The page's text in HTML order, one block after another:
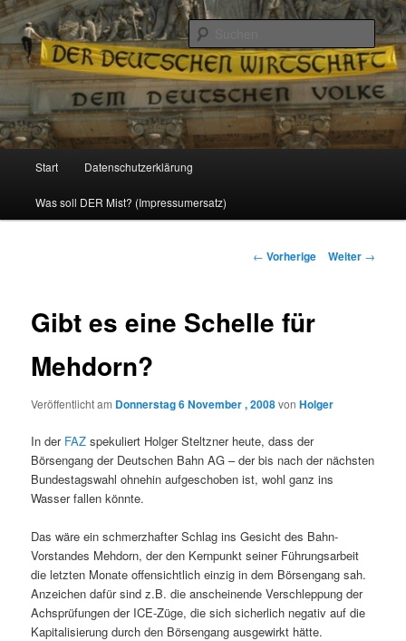
Reizzentrum
Politik, Wirtschaft, Soziales und Gesellschaft
Zum
Inhalt
Start Datenschutzerklärung
Was soll DER Mist? (Impressumersatz)
Beitrags-
← Vorherige Weiter →
Gibt es eine Schelle für
Mehdorn?
Veröffentlicht am Donnerstag 6 November , 2008vonHolger
In der FAZ spekuliert Holger Steltzner heute, dass der
Börsengang der Deutschen Bahn AG – der bis nach der nächsten
Bundestagswahl ohnehin aufgeschoben ist, wohl ganz ins
Wasser fallen könnte.
Das wäre ein schmerzhafter Schlag ins Gesicht des Bahn-
Vorstandes Mehdorn, der den Kernpunkt seiner Führungsarbeit
die letzten Monate offensichtlich einzig in dem Börsengang sah.
Anzeichen dafür sind z.B. die anscheinende Verschleppung der
Achsprüfungen der ICE-Züge, die sich sicherlich negativ auf die
Kapitalisierung durch den Börsengang ausgewirkt hätte.